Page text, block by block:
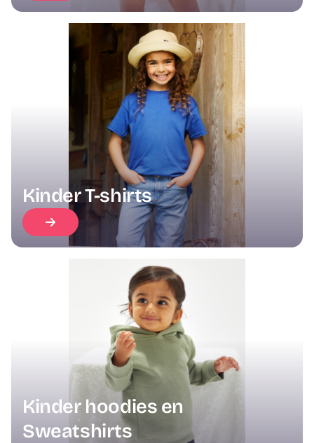
Kinder T-shirts
Kinder hoodies en
Sweatshirts